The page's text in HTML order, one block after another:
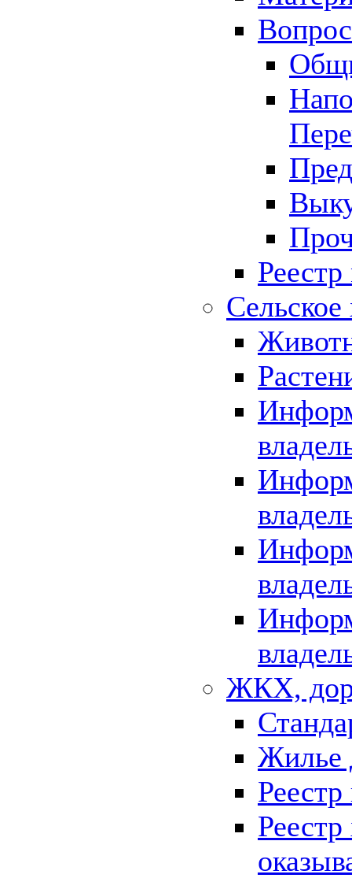
Сельское
ЖКХ,
Жилье